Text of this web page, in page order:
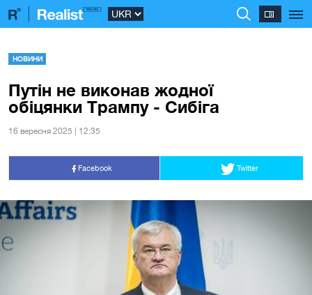
НОВИНИ
Путін не виконав жодної
обіцянки Трампу - Сибіга
16 вересня 2025 | 12:35
Facebook Twitter